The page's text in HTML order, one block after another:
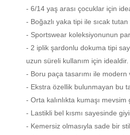
- 6/14 yaş arası çocuklar için
- Boğazlı yaka tipi ile sıcak
- Sportswear koleksiyonunun
- 2 iplik şardonlu dokuma tipi
uzun süreli kullanım için idealdir.
- Boru paça tasarımı ile
- Ekstra özellik bulunmayan bu
- Orta kalınlıkta kumaşı
- Lastikli bel kısmı sayesinde
- Kemersiz olmasıyla sade bir